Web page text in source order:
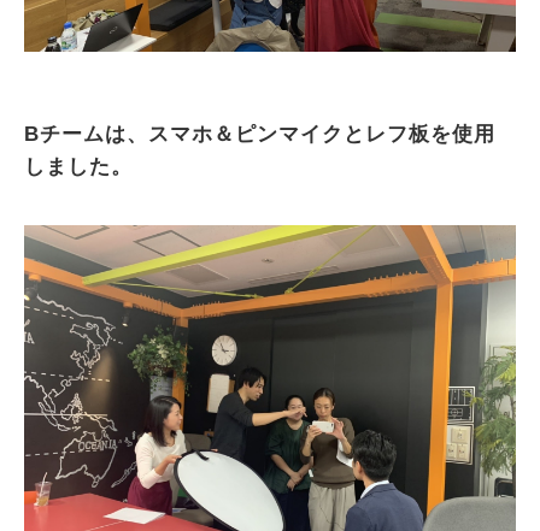
Bチームは、スマホ＆ピンマイクとレフ板を使用
しました。